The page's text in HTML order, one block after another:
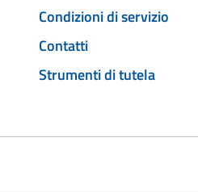
Condizioni di servizio
Contatti
Strumenti di tutela